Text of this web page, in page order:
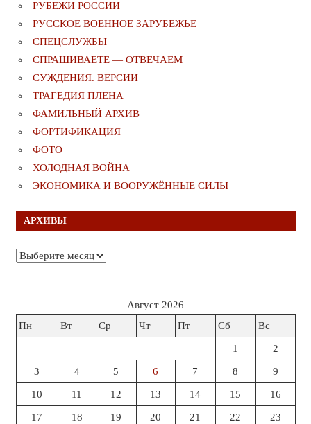
РУБЕЖИ РОССИИ
РУССКОЕ ВОЕННОЕ ЗАРУБЕЖЬЕ
СПЕЦСЛУЖБЫ
СПРАШИВАЕТЕ — ОТВЕЧАЕМ
СУЖДЕНИЯ. ВЕРСИИ
ТРАГЕДИЯ ПЛЕНА
ФАМИЛЬНЫЙ АРХИВ
ФОРТИФИКАЦИЯ
ФОТО
ХОЛОДНАЯ ВОЙНА
ЭКОНОМИКА И ВООРУЖЁННЫЕ СИЛЫ
АРХИВЫ
Архивы
Август 2026
Пн
Вт Ср Чт Пт Сб Вс
1 2
3 4 5 6 7 8 9
10 11 12 13 14 15 16
17 18 19 20 21 22 23